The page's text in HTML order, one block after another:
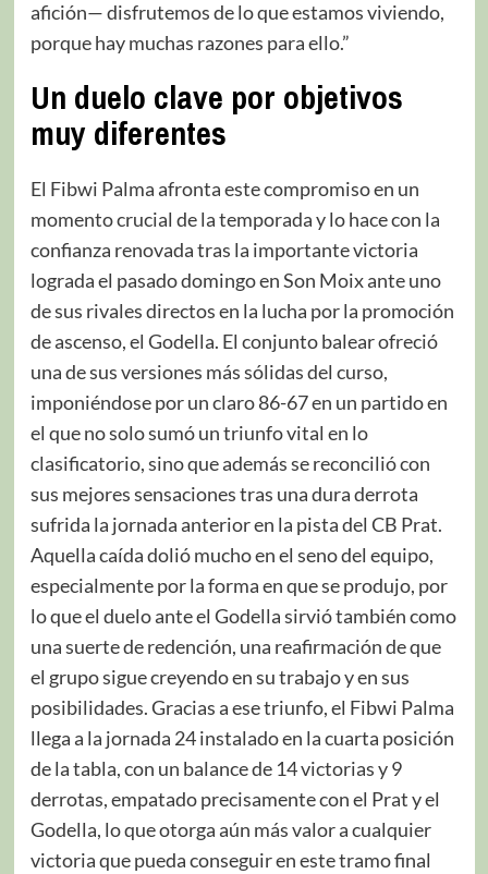
afición— disfrutemos de lo que estamos viviendo,
porque hay muchas razones para ello.”
Un duelo clave por objetivos
muy diferentes
El Fibwi Palma afronta este compromiso en un
momento crucial de la temporada y lo hace con la
confianza renovada tras la importante victoria
lograda el pasado domingo en Son Moix ante uno
de sus rivales directos en la lucha por la promoción
de ascenso, el Godella. El conjunto balear ofreció
una de sus versiones más sólidas del curso,
imponiéndose por un claro 86-67 en un partido en
el que no solo sumó un triunfo vital en lo
clasificatorio, sino que además se reconcilió con
sus mejores sensaciones tras una dura derrota
sufrida la jornada anterior en la pista del CB Prat.
Aquella caída dolió mucho en el seno del equipo,
especialmente por la forma en que se produjo, por
lo que el duelo ante el Godella sirvió también como
una suerte de redención, una reafirmación de que
el grupo sigue creyendo en su trabajo y en sus
posibilidades. Gracias a ese triunfo, el Fibwi Palma
llega a la jornada 24 instalado en la cuarta posición
de la tabla, con un balance de 14 victorias y 9
derrotas, empatado precisamente con el Prat y el
Godella, lo que otorga aún más valor a cualquier
victoria que pueda conseguir en este tramo final